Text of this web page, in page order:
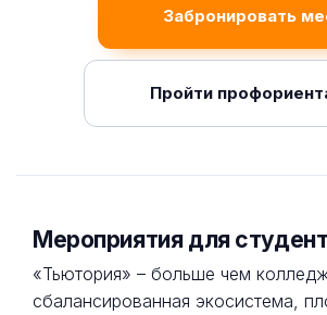
Забронировать
Пройти
Мероприятия для
«Тьютория» – больше чем
сбалансированная экосистема,